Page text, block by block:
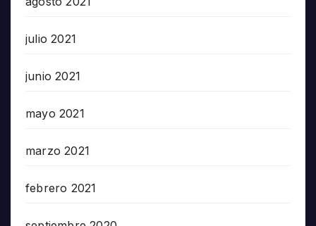
julio 2021
junio 2021
mayo 2021
marzo 2021
febrero 2021